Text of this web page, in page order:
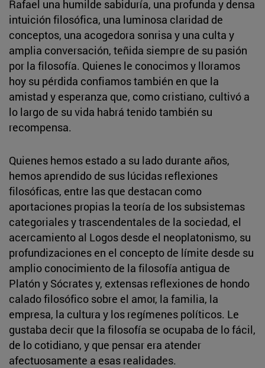
Rafael una humilde sabiduría, una profunda y densa
intuición filosófica, una luminosa claridad de
conceptos, una acogedora sonrisa y una culta y
amplia conversación, teñida siempre de su pasión
por la filosofía. Quienes le conocimos y lloramos
hoy su pérdida confiamos también en que la
amistad y esperanza que, como cristiano, cultivó a
lo largo de su vida habrá tenido también su
recompensa.
Quienes hemos estado a su lado durante años,
hemos aprendido de sus lúcidas reflexiones
filosóficas, entre las que destacan como
aportaciones propias la teoría de los subsistemas
categoriales y trascendentales de la sociedad, el
acercamiento al Logos desde el neoplatonismo, su
profundizaciones en el concepto de límite desde su
amplio conocimiento de la filosofía antigua de
Platón y Sócrates y, extensas reflexiones de hondo
calado filosófico sobre el amor, la familia, la
empresa, la cultura y los regímenes políticos. Le
gustaba decir que la filosofía se ocupaba de lo fácil,
de lo cotidiano, y que pensar era atender
afectuosamente a esas realidades.